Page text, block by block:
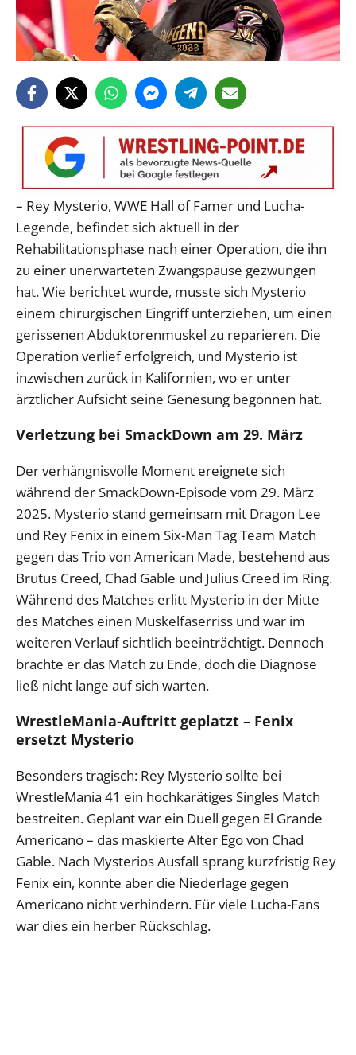
– Rey Mysterio, WWE Hall of Famer und Lucha-
Legende, befindet sich aktuell in der
Rehabilitationsphase nach einer Operation, die ihn
zu einer unerwarteten Zwangspause gezwungen
hat. Wie berichtet wurde, musste sich Mysterio
einem chirurgischen Eingriff unterziehen, um einen
gerissenen Abduktorenmuskel zu reparieren. Die
Operation verlief erfolgreich, und Mysterio ist
inzwischen zurück in Kalifornien, wo er unter
ärztlicher Aufsicht seine Genesung begonnen hat.
Verletzung bei SmackDown am 29. März
Der verhängnisvolle Moment ereignete sich
während der SmackDown-Episode vom 29. März
2025. Mysterio stand gemeinsam mit Dragon Lee
und Rey Fenix in einem Six-Man Tag Team Match
gegen das Trio von American Made, bestehend aus
Brutus Creed, Chad Gable und Julius Creed im Ring.
Während des Matches erlitt Mysterio in der Mitte
des Matches einen Muskelfaserriss und war im
weiteren Verlauf sichtlich beeinträchtigt. Dennoch
brachte er das Match zu Ende, doch die Diagnose
ließ nicht lange auf sich warten.
WrestleMania-Auftritt geplatzt – Fenix
ersetzt Mysterio
Besonders tragisch: Rey Mysterio sollte bei
WrestleMania 41 ein hochkarätiges Singles Match
bestreiten. Geplant war ein Duell gegen El Grande
Americano – das maskierte Alter Ego von Chad
Gable. Nach Mysterios Ausfall sprang kurzfristig Rey
Fenix ein, konnte aber die Niederlage gegen
Americano nicht verhindern. Für viele Lucha-Fans
war dies ein herber Rückschlag.